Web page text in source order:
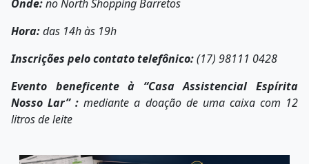
Onde:no North Shopping Barretos
Hora:das 14h às 19h
Inscrições pelo contato telefônico:(17) 98111 0428
Evento beneficente à “Casa Assistencial Espírita
Nosso Lar” : mediante a doação de uma caixa com 12
litros de leite